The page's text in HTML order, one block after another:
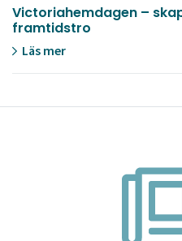
Victoriahemdagen –
framtidstro
Läs mer